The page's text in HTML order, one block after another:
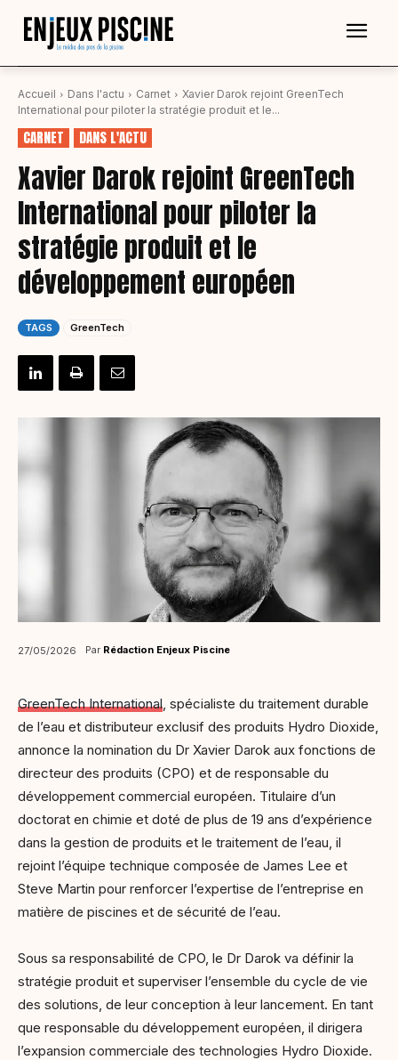
Accueil Dans l'actu Carnet
Xavier Darok rejoint GreenTech
International pour piloter la stratégie produit et le...
CARNET DANS L'ACTU
Xavier Darok rejoint GreenTech
International pour piloter la
stratégie produit et le
développement européen
TAGS GreenTech
27/05/2026 Par Rédaction Enjeux Piscine
GreenTech International , spécialiste du traitement durable
de l’eau et distributeur exclusif des produits Hydro Dioxide,
annonce la nomination du Dr Xavier Darok aux fonctions de
directeur des produits (CPO) et de responsable du
développement commercial européen. Titulaire d’un
doctorat en chimie et doté de plus de 19 ans d’expérience
dans la gestion de produits et le traitement de l’eau, il
rejoint l’équipe technique composée de James Lee et
Steve Martin pour renforcer l’expertise de l’entreprise en
matière de piscines et de sécurité de l’eau.
Sous sa responsabilité de CPO, le Dr Darok va définir la
stratégie produit et superviser l’ensemble du cycle de vie
des solutions, de leur conception à leur lancement. En tant
que responsable du développement européen, il dirigera
l’expansion commerciale des technologies Hydro Dioxide.